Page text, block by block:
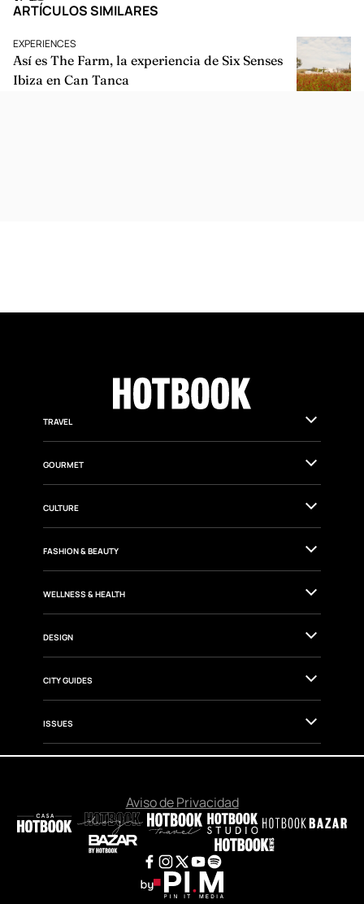
ARTÍCULOS SIMILARES
EXPERIENCES
Así es The Farm, la experiencia de Six Senses
Ibiza en Can Tanca
TRAVEL
GOURMET
CULTURE
FASHION & BEAUTY
WELLNESS & HEALTH
DESIGN
CITY GUIDES
ISSUES
Aviso de Privacidad